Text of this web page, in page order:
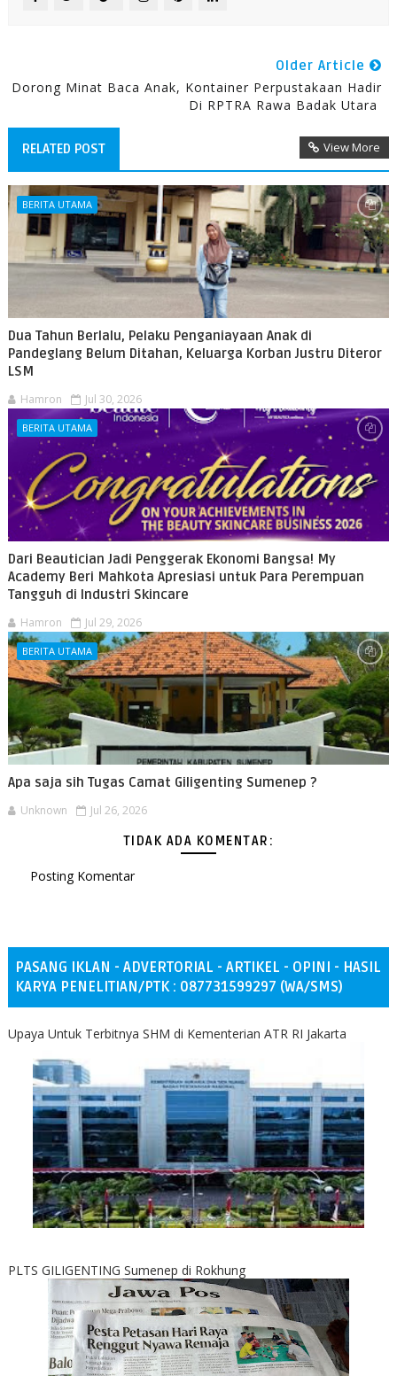
Older Article
Dorong Minat Baca Anak, Kontainer Perpustakaan Hadir
Di RPTRA Rawa Badak Utara
RELATED POST View More
BERITA UTAMA
Dua Tahun Berlalu, Pelaku Penganiayaan Anak di
Pandeglang Belum Ditahan, Keluarga Korban Justru Diteror
LSM
Hamron Jul 30, 2026
BERITA UTAMA
Dari Beautician Jadi Penggerak Ekonomi Bangsa! My
Academy Beri Mahkota Apresiasi untuk Para Perempuan
Tangguh di Industri Skincare
Hamron Jul 29, 2026
BERITA UTAMA
Apa saja sih Tugas Camat Giligenting Sumenep ?
Unknown Jul 26, 2026
TIDAK ADA KOMENTAR:
Posting Komentar
PASANG IKLAN - ADVERTORIAL - ARTIKEL - OPINI - HASIL
KARYA PENELITIAN/PTK : 087731599297 (WA/SMS)
Upaya Untuk Terbitnya SHM di Kementerian ATR RI Jakarta
PLTS GILIGENTING Sumenep di Rokhung